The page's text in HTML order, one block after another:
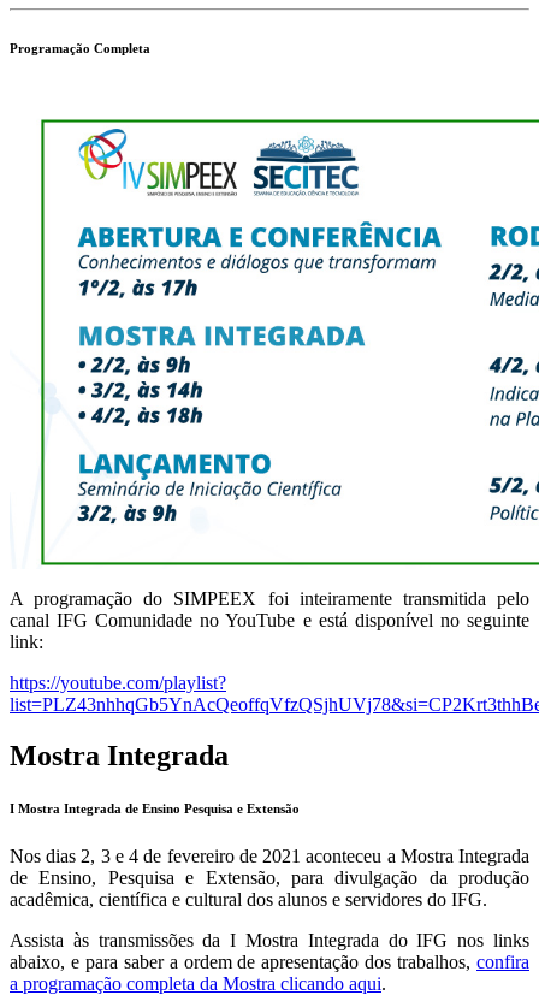
Programação Completa
A programação do SIMPEEX foi inteiramente transmitida pelo
canal IFG Comunidade no YouTube e está disponível no seguinte
link:
https://youtube.com/playlist?
Mostra Integrada
I Mostra Integrada de Ensino Pesquisa e Extensão
Nos dias 2, 3 e 4 de fevereiro de 2021 aconteceu a Mostra Integrada
de Ensino, Pesquisa e Extensão, para divulgação da produção
acadêmica, científica e cultural dos alunos e servidores do IFG.
Assista às transmissões da I Mostra Integrada do IFG nos links
abaixo, e para saber a ordem de apresentação dos trabalhos, confira
a programação completa da Mostra clicando aqui.